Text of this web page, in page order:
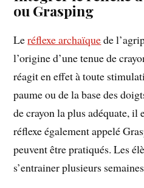
ou Grasping
Leréflexe archaïquede
l’origine d’une tenue de
réagit en effet à toute
paume ou de la base des
de crayon la plus adéquate, il
réflexe également appelé
peuvent être pratiqués. Les
s’entrainer plusieurs